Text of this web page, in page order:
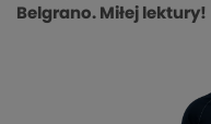
Belgrano. Miłej lektury!